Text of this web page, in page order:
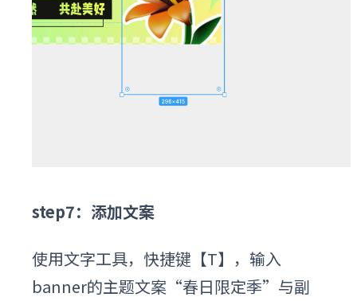
step7：添加文案
使用文字工具，快捷键【T】，输入
banner的主题文案“春日限定季”与副